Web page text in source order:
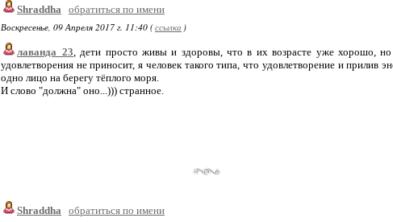
Shraddha
обратиться по имени
Воскресенье, 09 Апреля 2017 г. 11:40 (ссылка )
лаванда_23, дети просто живы и здоровы, что в их возрасте уже хорошо,
удовлетворения не приносит, я человек такого типа, что удовлетворение и прилив
одно лицо на берегу тёплого моря.
И слово "должна" оно...))) странное.
Shraddha обратиться по имени